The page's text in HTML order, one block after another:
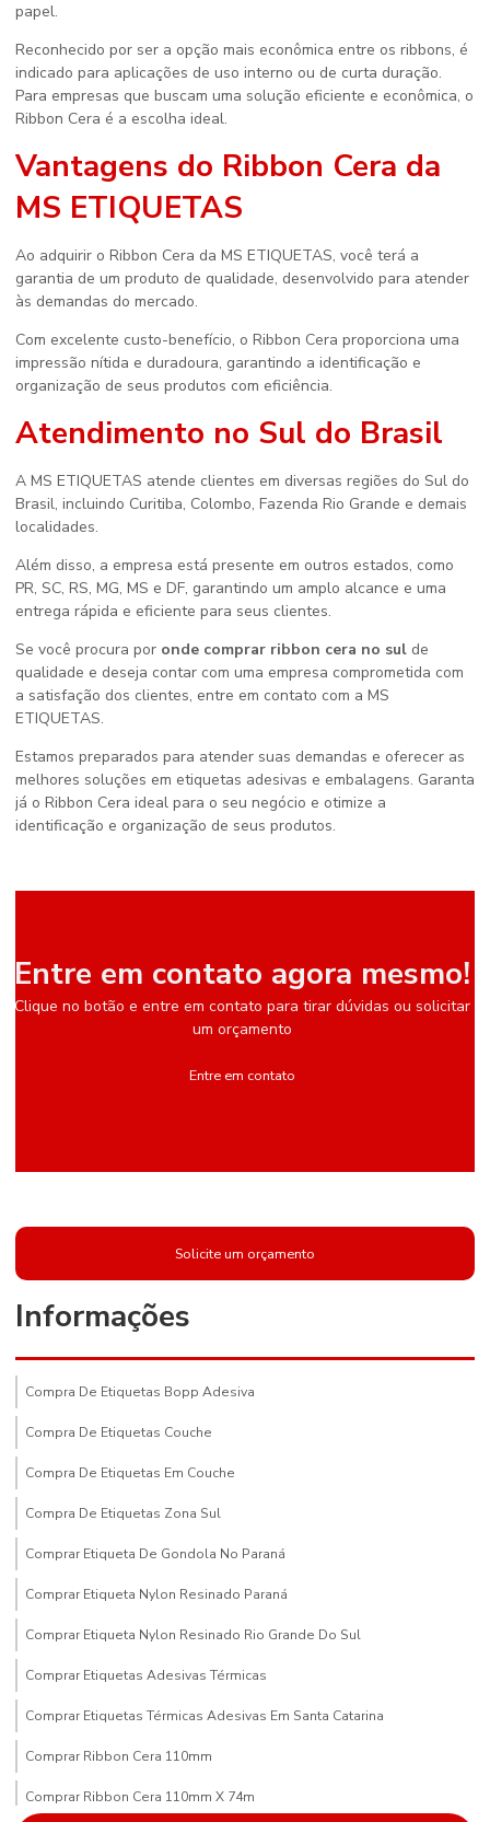
papel.
Reconhecido por ser a opção mais econômica entre os ribbons, é
indicado para aplicações de uso interno ou de curta duração.
Para empresas que buscam uma solução eficiente e econômica, o
Ribbon Cera é a escolha ideal.
Vantagens do Ribbon Cera da
MS ETIQUETAS
Ao adquirir o Ribbon Cera da MS ETIQUETAS, você terá a
garantia de um produto de qualidade, desenvolvido para atender
às demandas do mercado.
Com excelente custo-benefício, o Ribbon Cera proporciona uma
impressão nítida e duradoura, garantindo a identificação e
organização de seus produtos com eficiência.
Atendimento no Sul do Brasil
A MS ETIQUETAS atende clientes em diversas regiões do Sul do
Brasil, incluindo Curitiba, Colombo, Fazenda Rio Grande e demais
localidades.
Além disso, a empresa está presente em outros estados, como
PR, SC, RS, MG, MS e DF, garantindo um amplo alcance e uma
entrega rápida e eficiente para seus clientes.
Se você procura por onde comprar ribbon cera no sul de
qualidade e deseja contar com uma empresa comprometida com
a satisfação dos clientes, entre em contato com a MS
ETIQUETAS.
Estamos preparados para atender suas demandas e oferecer as
melhores soluções em etiquetas adesivas e embalagens. Garanta
já o Ribbon Cera ideal para o seu negócio e otimize a
identificação e organização de seus produtos.
Entre em contato agora mesmo!
Clique no botão e entre em contato para tirar dúvidas ou solicitar
um orçamento
Entre em contato
Solicite um orçamento
Informações
Compra De Etiquetas Bopp Adesiva
Compra De Etiquetas Couche
Compra De Etiquetas Em Couche
Compra De Etiquetas Zona Sul
Comprar Etiqueta De Gondola No Paraná
Comprar Etiqueta Nylon Resinado Paraná
Comprar Etiqueta Nylon Resinado Rio Grande Do Sul
Comprar Etiquetas Adesivas Térmicas
Comprar Etiquetas Térmicas Adesivas Em Santa Catarina
Comprar Ribbon Cera 110mm
Comprar Ribbon Cera 110mm X 74m